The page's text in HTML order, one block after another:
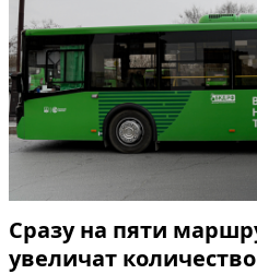
Сразу на пяти
увеличат